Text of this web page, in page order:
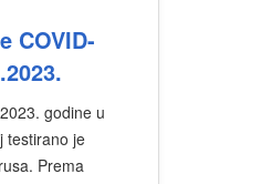
COVID-
godine u
testirano je
Prema